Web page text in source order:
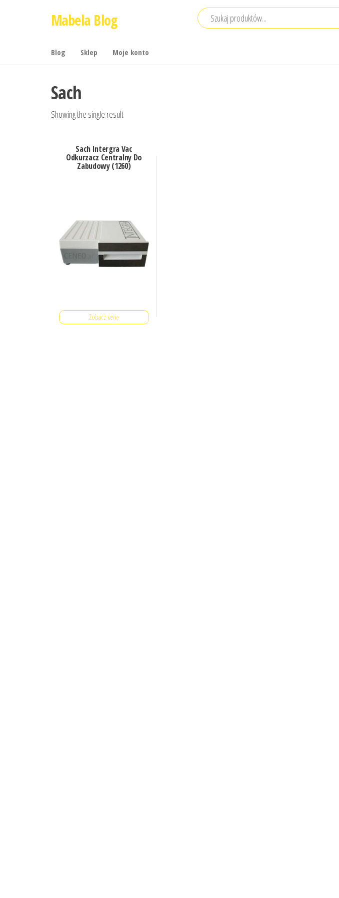
Mabela Blog
Blog Sklep Moje konto
Sach
Showing the single result
Sach Intergra Vac
Odkurzacz Centralny Do
Zabudowy (1260)
Zobacz cenę